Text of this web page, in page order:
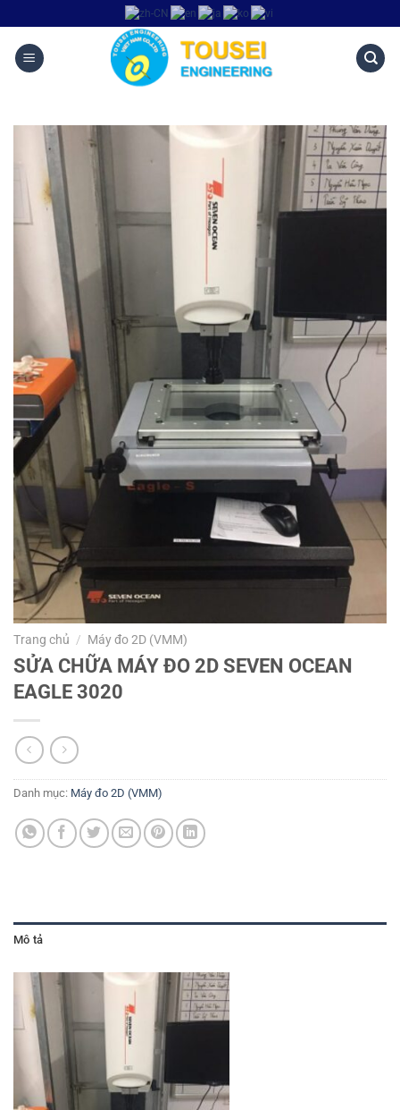
Trang chủ / Máy đo 2D (VMM)
SỬA CHỮA MÁY ĐO 2D SEVEN OCEAN
EAGLE 3020
Danh mục: Máy đo 2D (VMM)
Mô tả